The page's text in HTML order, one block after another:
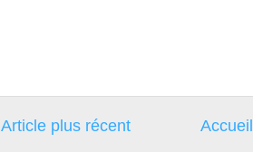
Article plus récent Accueil